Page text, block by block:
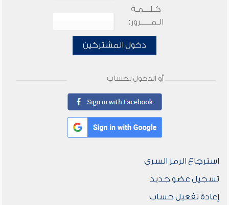
كـلـــمـة
الـمـــــرور:
دخول المشتركين
أو الدخول بحساب
استرجاع الرمز السري
تسجيل عضو جديد
إعادة تفعيل حساب